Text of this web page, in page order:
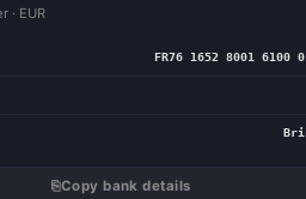
· EUR
FR76 1652 8001 6100
⎘Copy bank details